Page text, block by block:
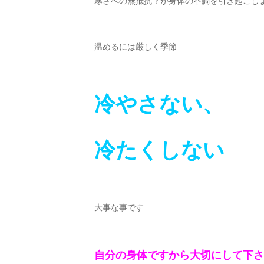
温めるには厳しく季節
冷やさない、
冷たくしない
大事な事です
自分の身体ですから大切にして下